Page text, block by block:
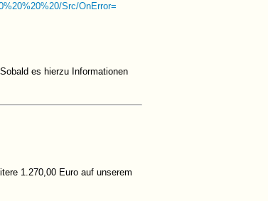
Src/OnError=
es hierzu Informationen
1.270,00 Euro auf unserem